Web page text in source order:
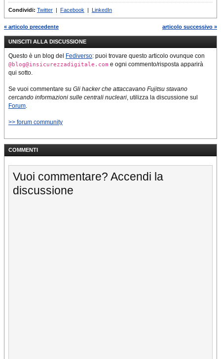
Condividi: Twitter Facebook LinkedIn
« articolo precedente articolo successivo »
UNISCITI ALLA DISCUSSIONE
Questo è un blog del Fediverso: puoi trovare questo articolo ovunque con
@blog@insicurezzadigitale.com e ogni commento/risposta apparirà
qui sotto.
Se vuoi commentare su Gli hacker che attaccavano Fujitsu stavano
cercando informazioni sulle centrali nucleari, utilizza la discussione sul
Forum.
>> forum community
COMMENTI
Vuoi commentare? Accendi la
discussione